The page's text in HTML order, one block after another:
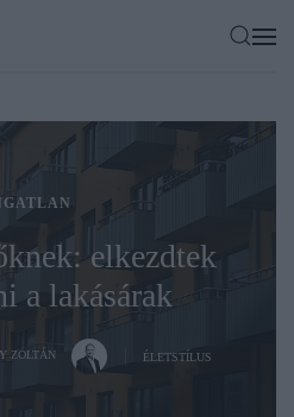
elkezdtek
a lakásárak
ZOLTÁN ÉLETSTÍLUS